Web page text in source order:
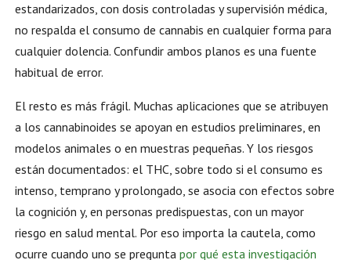
estandarizados, con dosis controladas y supervisión médica,
no respalda el consumo de cannabis en cualquier forma para
cualquier dolencia. Confundir ambos planos es una fuente
habitual de error.
El resto es más frágil. Muchas aplicaciones que se atribuyen
a los cannabinoides se apoyan en estudios preliminares, en
modelos animales o en muestras pequeñas. Y los riesgos
están documentados: el THC, sobre todo si el consumo es
intenso, temprano y prolongado, se asocia con efectos sobre
la cognición y, en personas predispuestas, con un mayor
riesgo en salud mental. Por eso importa la cautela, como
ocurre cuando uno se preguntapor qué esta investigación